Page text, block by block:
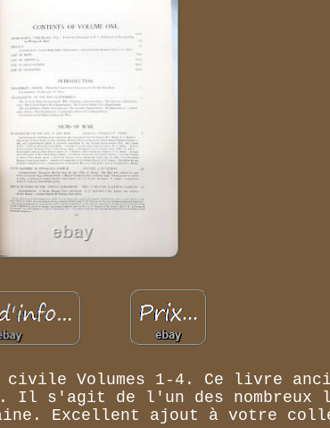
Volumes 1-4. Ce livre
Il s'agit de l'un des nombreux
Excellent ajout à votre